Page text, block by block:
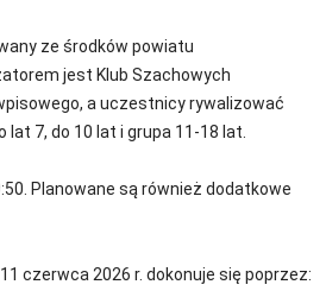
ze środków powiatu
jest Klub Szachowych
a uczestnicy rywalizować
7, do 10 lat i grupa 11-18 lat.
Planowane są również dodatkowe
czerwca 2026 r. dokonuje się poprzez: